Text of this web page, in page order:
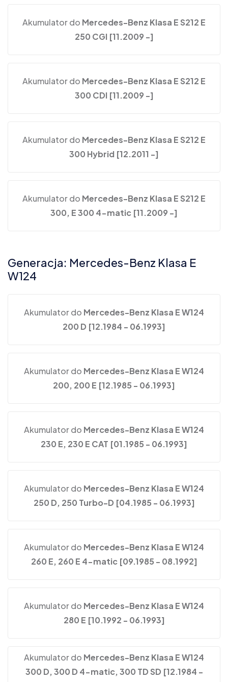
Akumulator do Mercedes-Benz Klasa E S212 E
250 CGI [11.2009 -]
Akumulator do Mercedes-Benz Klasa E S212 E
300 CDI [11.2009 -]
Akumulator do Mercedes-Benz Klasa E S212 E
300 Hybrid [12.2011 -]
Akumulator do Mercedes-Benz Klasa E S212 E
300, E 300 4-matic [11.2009 -]
Generacja: Mercedes-Benz Klasa E
W124
Akumulator do Mercedes-Benz Klasa E W124
200 D [12.1984 - 06.1993]
Akumulator do Mercedes-Benz Klasa E W124
200, 200 E [12.1985 - 06.1993]
Akumulator do Mercedes-Benz Klasa E W124
230 E, 230 E CAT [01.1985 - 06.1993]
Akumulator do Mercedes-Benz Klasa E W124
250 D, 250 Turbo-D [04.1985 - 06.1993]
Akumulator do Mercedes-Benz Klasa E W124
260 E, 260 E 4-matic [09.1985 - 08.1992]
Akumulator do Mercedes-Benz Klasa E W124
280 E [10.1992 - 06.1993]
Akumulator do Mercedes-Benz Klasa E W124
300 D, 300 D 4-matic, 300 TD SD [12.1984 -